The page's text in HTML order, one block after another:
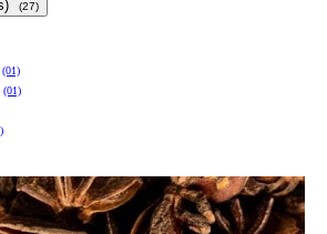
(27)
(01)
(01)